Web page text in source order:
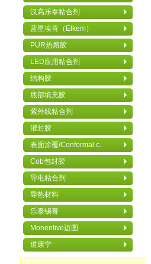
汉高乐泰粘合剂
蓝星埃肯（Elkem）
PUR热熔胶
LED应用粘合剂
结构胶
底部填充胶
紫外线粘合剂
灌封胶
表面涂覆/Conformal c..
Cob包封胶
导电粘合剂
导热材料
乐泰锡膏
Monentive迈图
道康宁